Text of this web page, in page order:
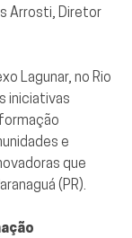
Arrosti, Diretor
Lagunar, no Rio
iniciativas
e
que
(PR).